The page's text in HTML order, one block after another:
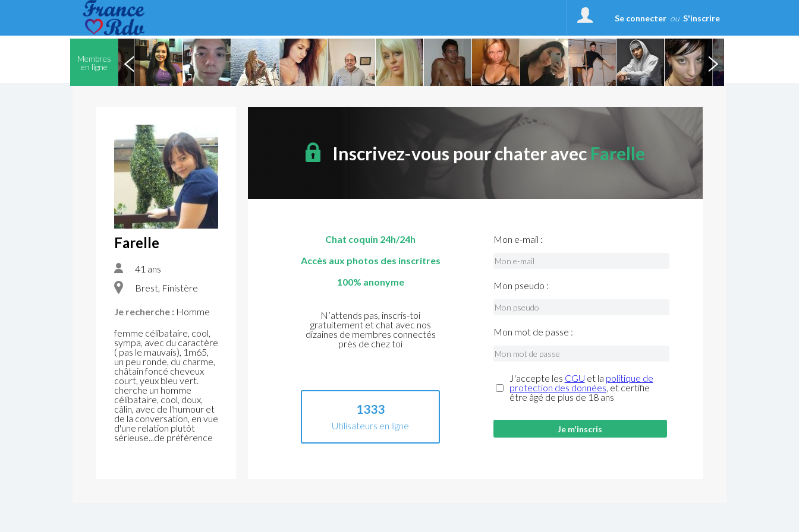
Se connecter ou S'inscrire
Membres
en ligne
Farelle
41 ans
Brest, Finistère
Je recherche : Homme
femme célibataire, cool,
sympa, avec du caractère
( pas le mauvais), 1m65,
un peu ronde, du charme,
châtain foncé cheveux
court, yeux bleu vert.
cherche un homme
célibataire, cool, doux,
câlin, avec de l'humour et
de la conversation, en vue
d'une relation plutôt
sérieuse...de préférence
Inscrivez-vous pour chater avecFarelle
Chat coquin 24h/24h
Accès aux photos des inscritres
100% anonyme
N’attends pas, inscris-toi
gratuitement et chat avec nos
dizaines de membres connectés
près de chez toi
1333
Utilisateurs en ligne
Mon e-mail :
Mon pseudo :
Mon mot de passe :
J'accepte les CGU et la politique de
protection des données, et certifie
être âgé de plus de 18 ans